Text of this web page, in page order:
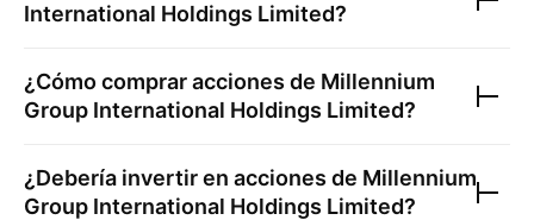
International Holdings Limited?
¿Cómo comprar acciones de Millennium
Group International Holdings Limited?
¿Debería invertir en acciones de Millennium
Group International Holdings Limited?